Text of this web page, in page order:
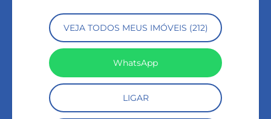
VEJA TODOS MEUS IMÓVEIS (212)
WhatsApp
LIGAR